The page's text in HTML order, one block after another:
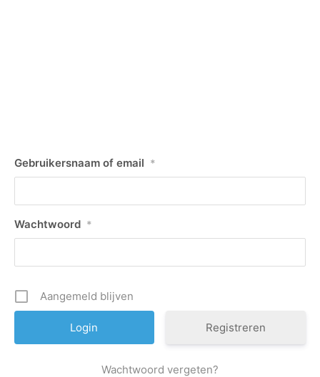
Gebruikersnaam of email *
Wachtwoord *
Aangemeld blijven
Registreren
Wachtwoord vergeten?